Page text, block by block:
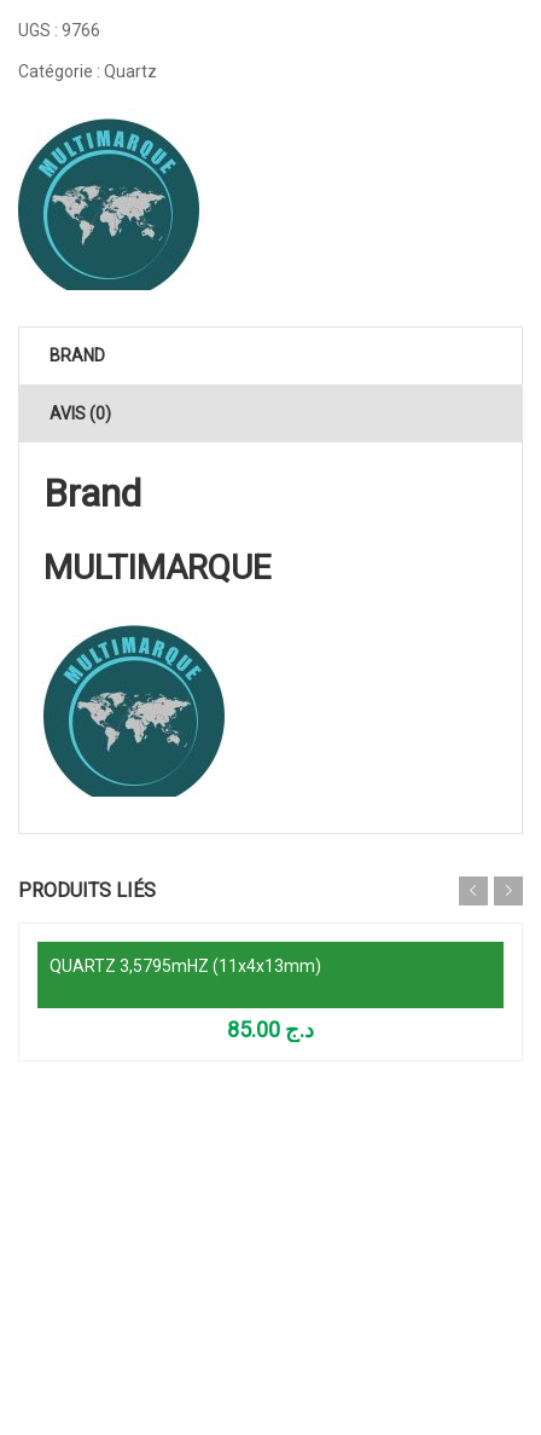
UGS : 9766
Catégorie : Quartz
BRAND
AVIS (0)
Brand
MULTIMARQUE
PRODUITS LIÉS
QUARTZ 3,5795mHZ (11x4x13mm)
د.ج